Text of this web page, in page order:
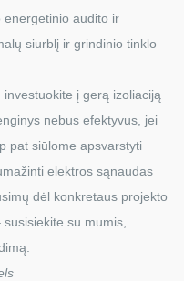
energetinio audito ir
siurblį ir grindinio tinklo
į gerą izoliaciją
nebus efektyvus, jei
pat siūlome apsvarstyti
elektros sąnaudas
dėl konkretaus projekto
su mumis,